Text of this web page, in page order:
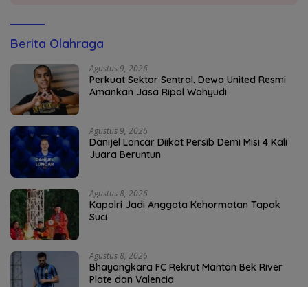
Berita Olahraga
Agustus 9, 2026
Perkuat Sektor Sentral, Dewa United Resmi
Amankan Jasa Ripal Wahyudi
Agustus 9, 2026
Danijel Loncar Diikat Persib Demi Misi 4 Kali
Juara Beruntun
Agustus 8, 2026
Kapolri Jadi Anggota Kehormatan Tapak
Suci
Agustus 8, 2026
Bhayangkara FC Rekrut Mantan Bek River
Plate dan Valencia